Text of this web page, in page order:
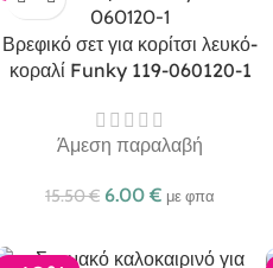
Βρεφικό σετ για κορίτσι λευκό-
κοραλί Funky 119-060120-1
Άμεση παραλαβή
15.50€ 6.00 € με φπα